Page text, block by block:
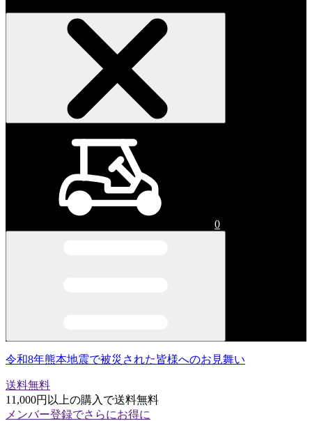
0
令和8年熊本地震で被災された皆様へのお見舞い
送料無料
11,000円以上の購入で送料無料
メンバー登録でさらにお得に